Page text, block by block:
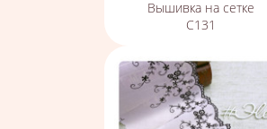
Вышивка на сетке
С131